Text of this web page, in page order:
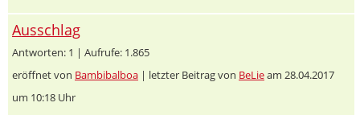
Ausschlag
Antworten: 1 | Aufrufe: 1.865
eröffnet von Bambibalboa | letzter Beitrag von BeLieam 28.04.2017
um 10:18 Uhr